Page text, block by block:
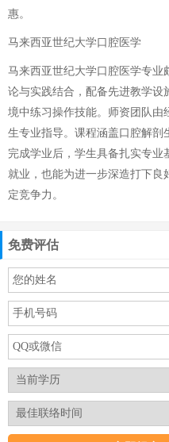
惠。
马来西亚世纪大学口腔医学
马来西亚世纪大学口腔医学专业
论与实践结合，配备先进教学设
境中练习操作技能。师资团队由
生专业指导。课程涵盖口腔解剖
完成学业后，学生具备扎实专
就业，也能为进一步深造打下良
定竞争力。
免费评估